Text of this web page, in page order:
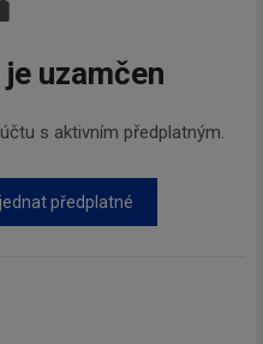
uzamčen
s aktivním předplatným.
předplatné